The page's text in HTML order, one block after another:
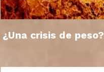
¿Una crisis de peso?